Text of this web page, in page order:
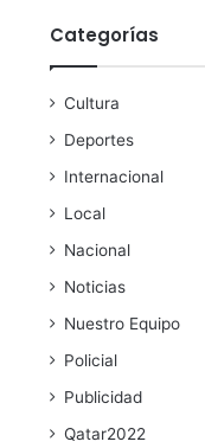
Categorías
Cultura
Deportes
Internacional
Local
Nacional
Noticias
Nuestro Equipo
Policial
Publicidad
Qatar2022